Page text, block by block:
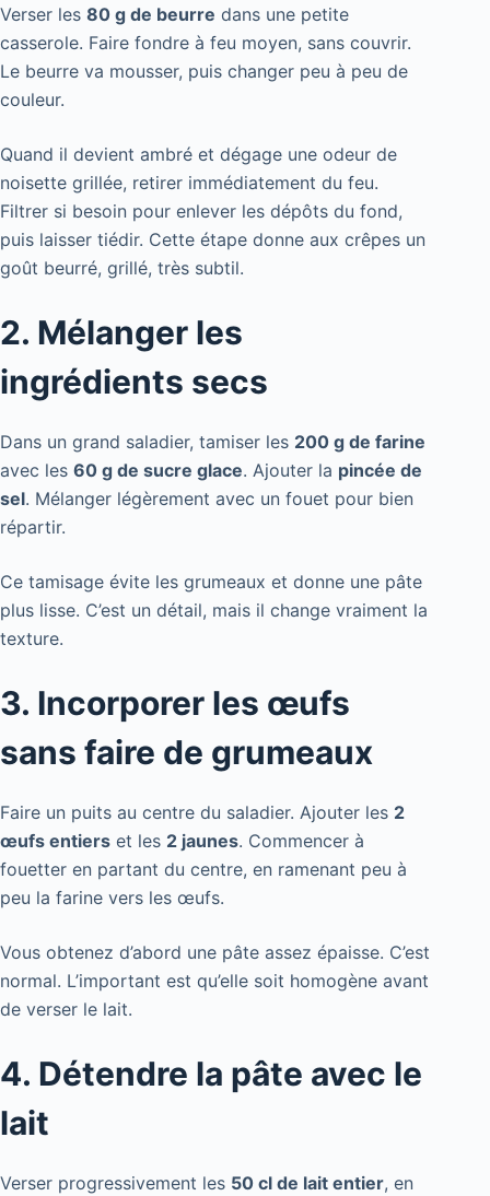
Verser les 80 g de beurre dans une petite
casserole. Faire fondre à feu moyen, sans couvrir.
Le beurre va mousser, puis changer peu à peu de
couleur.
Quand il devient ambré et dégage une odeur de
noisette grillée, retirer immédiatement du feu.
Filtrer si besoin pour enlever les dépôts du fond,
puis laisser tiédir. Cette étape donne aux crêpes un
goût beurré, grillé, très subtil.
2. Mélanger les
ingrédients secs
Dans un grand saladier, tamiser les 200 g de farine
avec les 60 g de sucre glace. Ajouter la pincée de
sel. Mélanger légèrement avec un fouet pour bien
répartir.
Ce tamisage évite les grumeaux et donne une pâte
plus lisse. C’est un détail, mais il change vraiment la
texture.
3. Incorporer les œufs
sans faire de grumeaux
Faire un puits au centre du saladier. Ajouter les 2
œufs entiers et les 2 jaunes. Commencer à
fouetter en partant du centre, en ramenant peu à
peu la farine vers les œufs.
Vous obtenez d’abord une pâte assez épaisse. C’est
normal. L’important est qu’elle soit homogène avant
de verser le lait.
4. Détendre la pâte avec le
lait
Verser progressivement les 50 cl de lait entier, en